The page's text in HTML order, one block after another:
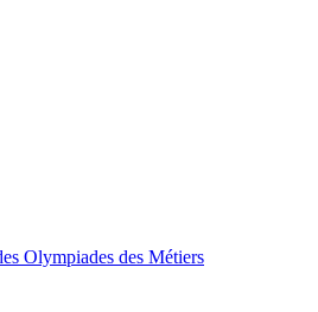
Olympiades des Métiers